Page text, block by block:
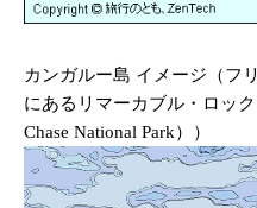
カンガルー島 イメージ（フ
にあるリマーカブル・ロッ
Chase National Park））